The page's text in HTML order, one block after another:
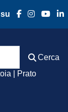
| Prato
Cerca